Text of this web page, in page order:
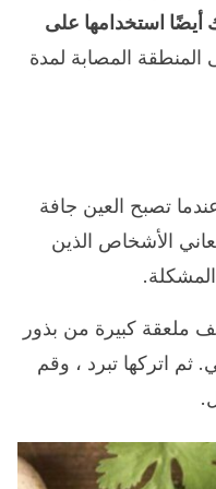
أيضًا استخدامها على
المصابة لمدة
تصبح العين جافة
الأشخاص الذين
ملعقة كبيرة من بذور
اتركها تبرد ، وقم